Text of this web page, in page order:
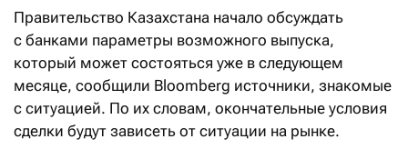
Правительство Казахстана начало обсуждать
с банками параметры возможного выпуска,
который может состояться уже в следующем
месяце, сообщили Bloomberg источники, знакомые
с ситуацией. По их словам, окончательные условия
сделки будут зависеть от ситуации на рынке.